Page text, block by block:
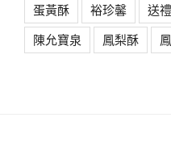
蛋黃酥
裕珍馨 送禮
陳允寶泉
鳳梨酥